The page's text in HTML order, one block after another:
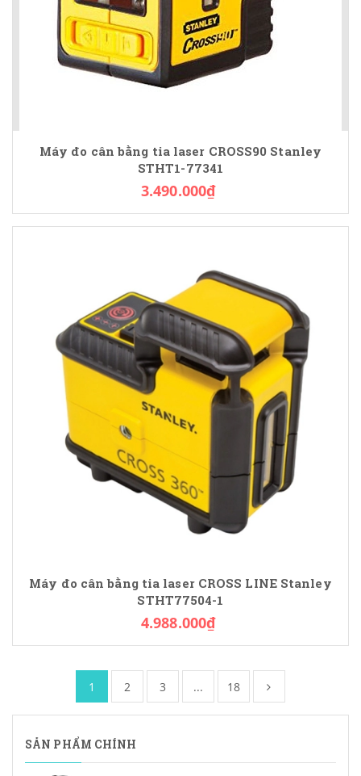
Máy đo cân bằng tia laser CROSS90 Stanley
STHT1-77341
3.490.000₫
Máy đo cân bằng tia laser CROSS LINE Stanley
STHT77504-1
4.988.000₫
1 2 3 ... 18
SẢN PHẨM CHÍNH